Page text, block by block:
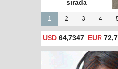
sırada
1 2 3 4
USD 64,7347 EUR